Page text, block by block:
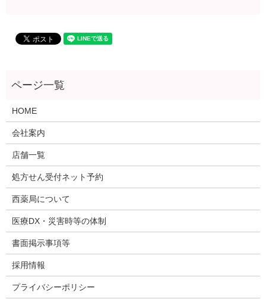
HOME
会社案内
店舗一覧
処方せん受付ネット予約
西薬局について
医療DX・災害時等の体制
書面掲示事項等
採用情報
プライバシーポリシー